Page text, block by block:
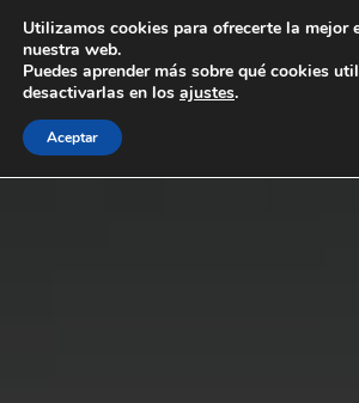
contenido
Utilizamos cookies para ofrecerte la mejor
nuestra web.
Puedes aprender más sobre qué cookies
desactivarlas en los ajustes.
Aceptar